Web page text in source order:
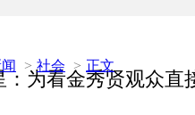
> 社会 > 正文
为看金秀贤观众直